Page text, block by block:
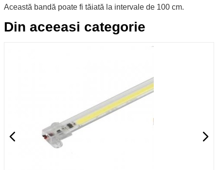
Această bandă poate fi tăiată la intervale de 100 cm.
Din aceeasi categorie